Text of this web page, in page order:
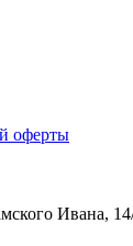
оферты
Ивана,